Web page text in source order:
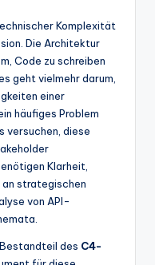
Komplexität
Die Architektur
Code zu schreiben
geht vielmehr darum,
einer
häufiges Problem
versuchen, diese
Klarheit,
an strategischen
von API-
Bestandteil des C4-